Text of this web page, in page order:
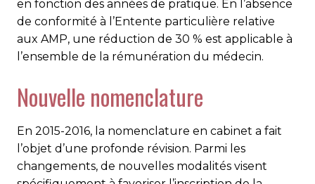
en fonction des années de pratique. En l’absence
de conformité à l’Entente particulière relative
aux AMP, une réduction de 30 % est applicable à
l’ensemble de la rémunération du médecin.
Nouvelle nomenclature
En 2015-2016, la nomenclature en cabinet a fait
l’objet d’une profonde révision. Parmi les
changements, de nouvelles modalités visent